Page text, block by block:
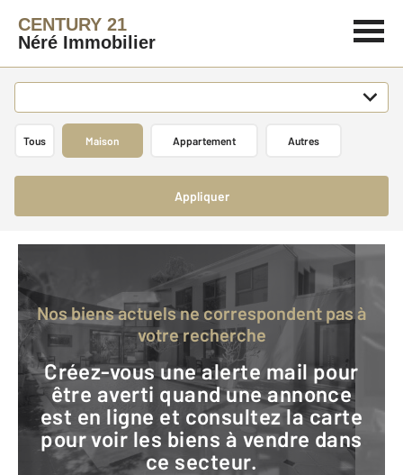
CENTURY 21
Néré Immobilier
Tous Maison Appartement Autres
Appliquer
Nos biens actuels ne correspondent pas à
votre recherche
Créez-vous une alerte mail pour
être averti quand une annonce
est en ligne et consultez la carte
pour voir les biens à vendre dans
ce secteur.